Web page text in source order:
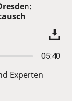
05:40
Experten